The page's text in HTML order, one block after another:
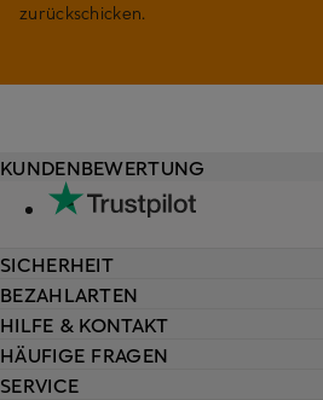
zurückschicken.
HILFE & KONTAKT
HÄUFIGE FRAGEN
SERVICE
KUNDENBEWERTUNG
SICHERHEIT
BEZAHLARTEN